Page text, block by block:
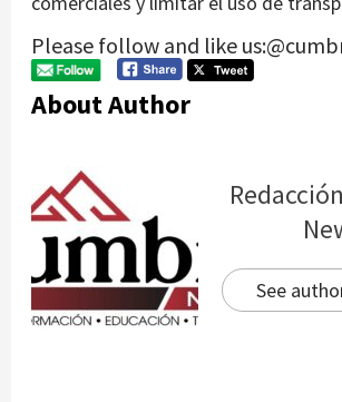
Please follow and like
About Author
See